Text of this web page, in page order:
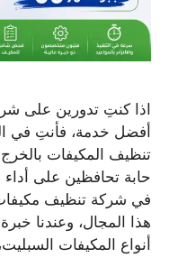
اذا كنتِ تدورين على
أفضل خدمة، فأنتِ في
تنظيف المكيفات
حابة تحافظين على
في شركة تنظيف مكيفات
هذا المجال، وعندنا
أنواع المكيفات